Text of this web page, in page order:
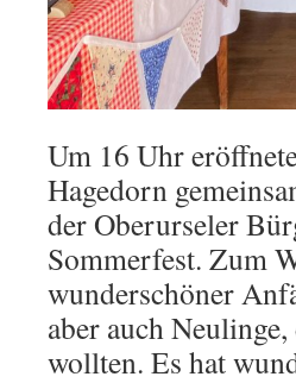
Um 16 Uhr
Hagedorn
der Oberurseler
Sommerfest. Zum
wunderschöner
aber auch
wollten. Es hat